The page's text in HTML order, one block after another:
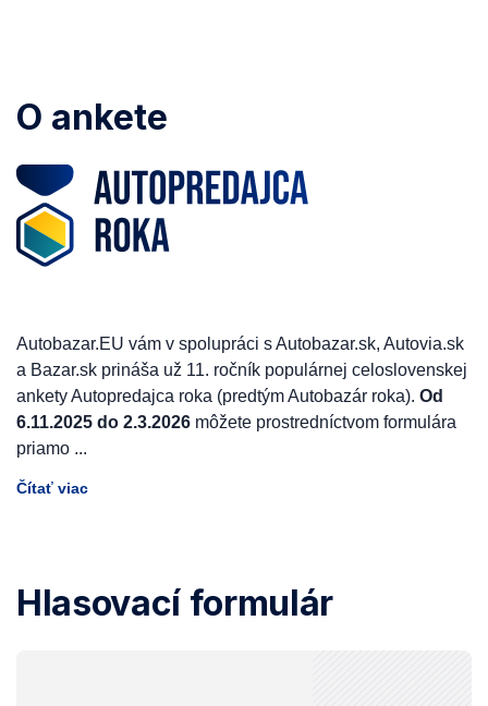
O ankete
Autobazar.EU vám v spolupráci s Autobazar.sk, Autovia.sk
a Bazar.sk prináša už 11. ročník populárnej celoslovenskej
ankety Autopredajca roka (predtým Autobazár roka). Od
6.11.2025 do 2.3.2026 môžete prostredníctvom formulára
priamo ...
Čítať viac
Hlasovací formulár